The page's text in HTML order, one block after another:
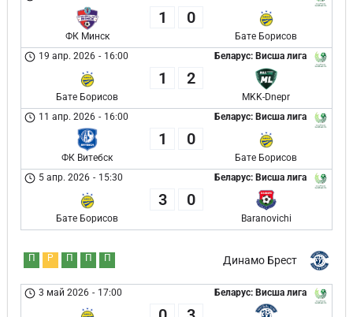
ФК Минск
1 0
Бате Борисов
Беларус: Висша лига
19 апр. 2026 - 16:00
Бате Борисов
1 2
MKK-Dnepr
Беларус: Висша лига
11 апр. 2026 - 16:00
ФК Витебск
1 0
Бате Борисов
Беларус: Висша лига
5 апр. 2026 - 15:30
Бате Борисов
3 0
Baranovichi
Динамо Брест
П Р П П П
Беларус: Висша лига
3 май 2026 - 17:00